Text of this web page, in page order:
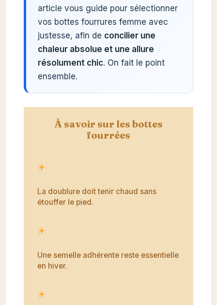
article vous guide pour sélectionner
vos bottes fourrures femme avec
justesse, afin de concilier une
chaleur absolue et une allure
résolument chic. On fait le point
ensemble.
À savoir sur les bottes
fourrées
La doublure doit tenir chaud sans
étouffer le pied.
Une semelle adhérente reste essentielle
en hiver.